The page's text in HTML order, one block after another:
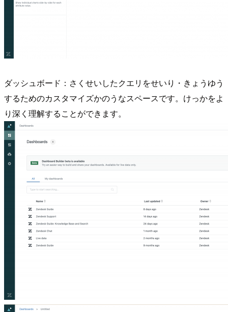
ダッシュボード：さくせいしたクエリをせいり・きょうゆう
するためのカスタマイズかのうなスペースです。けっかをよ
り深く理解することができます。